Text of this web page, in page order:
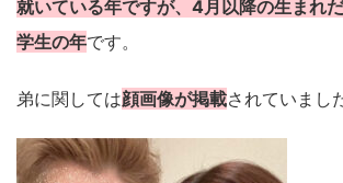
就いている年ですが、4月以降の生まれ
学生の年です。
弟に関しては顔画像が掲載されていまし